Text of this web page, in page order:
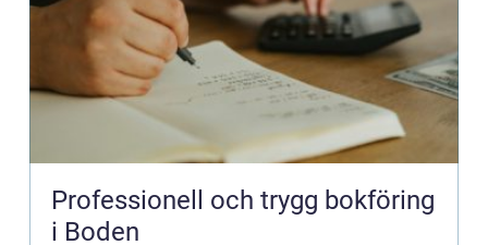
Professionell och trygg bokföring
i Boden